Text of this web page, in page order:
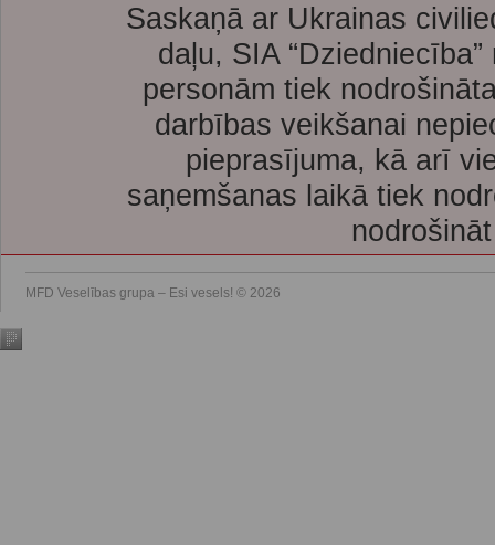
Saskaņā ar Ukrainas
daļu, SIA
personām tiek
darbības veikšanai
pieprasījuma, kā arī
saņemšanas laikā tiek
MFD Veselības grupa – Esi vesels! © 2026